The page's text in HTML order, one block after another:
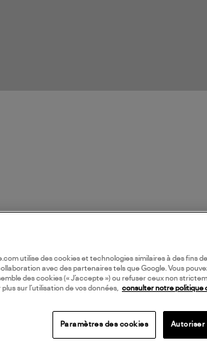
utilise des cookies et technologies similaires à des fins
avec des partenaires tels que Google. Vous
des cookies (« J’accepte ») ou refuser ceux non
plus sur l’utilisation de vos données, consulter notre politique
Paramètres des cookies Autoriser